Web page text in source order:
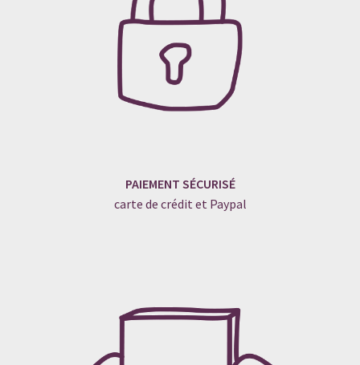
PAIEMENT SÉCURISÉ
carte de crédit et Paypal